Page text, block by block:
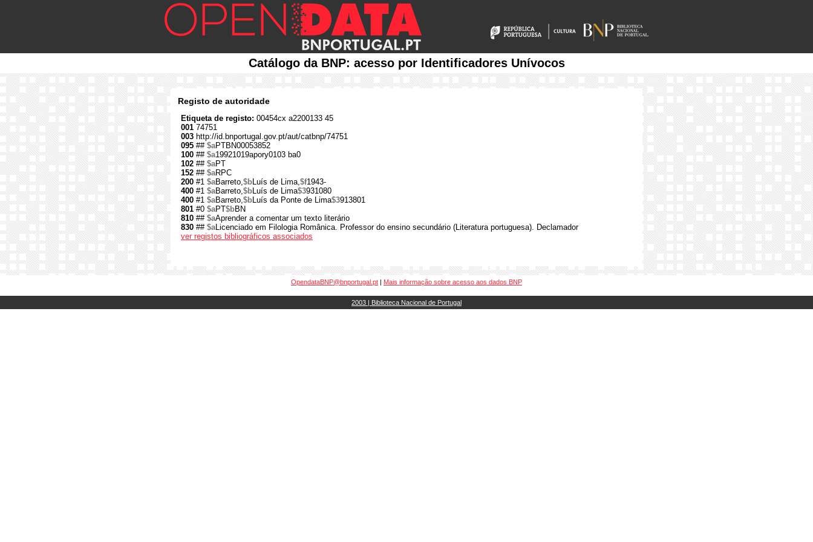
Catálogo da BNP: acesso por Identificadores Unívocos
Registo de autoridade
Etiqueta de registo: 00454cx a2200133 45
001 74751
003 http://id.bnportugal.gov.pt/aut/catbnp/74751
095 ## $aPTBN00053852
100 ## $a19921019apory0103 ba0
102 ## $aPT
152 ## $aRPC
200 #1 $aBarreto,$bLuís de Lima,$f1943-
400 #1 $aBarreto,$bLuís de Lima$3931080
400 #1 $aBarreto,$bLuís da Ponte de Lima$3913801
801 #0 $aPT$bBN
810 ## $aAprender a comentar um texto literário
830 ## $aLicenciado em Filologia Românica. Professor do ensino secundário (Literatura portuguesa). Declamador
ver registos bibliográficos associados
OpendataBNP@bnportugal.pt | Mais informação sobre acesso aos dados BNP
2003 | Biblioteca Nacional de Portugal